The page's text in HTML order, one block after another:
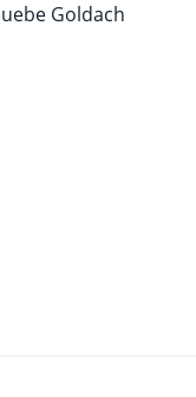
Goldach